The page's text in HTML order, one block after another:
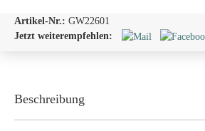
Artikel-Nr.: GW22601
Jetzt weiterempfehlen:
Beschreibung